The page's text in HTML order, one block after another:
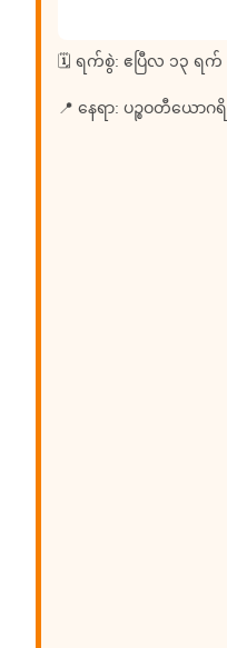
🗓 ရက်စွဲ: ဧပြီလ ၁၃ ရ
📍 နေရာ: ပဉ္စဝတီယော